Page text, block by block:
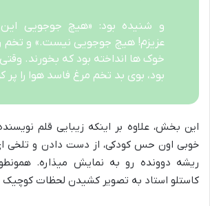
و شنیده بود: «هیچ جوجویی
عزیزم! هیچ جوجویی نیست.» و تخم
خوک ها انداخته بود که بخورند.
بود، بوی بد تخم مرغ فاسد هوا را پر
این بخش، علاوه بر اینکه زیبایی قلم
خوبی اون حس کودکی، از دست دادن و
ریشه دوونده رو به نمایش میذاره.
کاستلو استاد به تصویر کشیدن لحظات